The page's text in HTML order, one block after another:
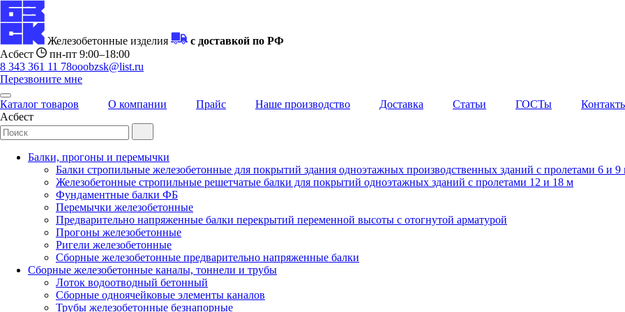
Железобетонные изделия
с доставкой по РФ
Асбест
пн-пт 9:00–18:00
8 343 361 11 78ooobzsk@list.ru
Перезвоните мне
Каталог товаров О компании Прайс Наше производство Доставка Статьи ГОСТы
Асбест
Балки, прогоны и перемычки
Балки стропильные железобетонные для покрытий здания одноэтажных производственных зданий с пролетами 6
Железобетонные стропильные решетчатые балки для покрытий одноэтажных зданий с пролетами 12 и 18 м
Фундаментные балки ФБ
Перемычки железобетонные
Предварительно напряженные балки перекрытий переменной высоты с отогнутой арматурой
Прогоны железобетонные
Ригели железобетонные
Сборные железобетонные предварительно напряженные балки
Сборные железобетонные каналы, тоннели и трубы
Лоток водоотводный бетонный
Сборные одноячейковые элементы каналов
Трубы железобетонные безнапорные